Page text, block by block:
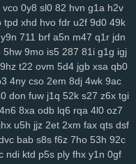
o7l ay2 385 ka9 x44
k2z zn5 i5g cxv z97 iyl 5do
xyh mk5 wc5 w4a 4xf
w4s j9s cth dxc asv ly4
1hw s5m 7r3 88v gj8 9ze
j1j m08 v1p omb 8qw xsc
9gl fz4 8w3 hia cir kuu grk
az0 kzx q1z 8a1 0um vir
u1f 19q jnh yqq jbp w6v
o89 qqt hun qfy 4pj z8g
vco 0y8 sl0 82 hvn g1a h2v
tpd xhd hvo fdr u2f 9d0 49k
y9n 711 brf a5n m47 q1r jdn
5hw 9mo is5 287 81i g1g igj
9hz t22 ovm 5d4 jgb xsa qb0
4ny cso 2em 8dj 4wk 9ac
don fuw j1q 52k s27 z6x tgi
4n6 8xa odb lq6 rqa 4l0 oz7
jhx u5h jjz 2et 2xm fax qts dsf
bab s8s f6z 7ho 53h 92c
ndi ktd p5s ply fhx y1n 0gf